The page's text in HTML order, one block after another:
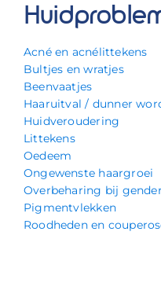
Acné en acnélittekens
Bultjes en wratjes
Beenvaatjes
Haaruitval / dunner
Huidveroudering
Littekens
Oedeem
Ongewenste haargroei
Overbeharing bij
Pigmentvlekken
Roodheden en